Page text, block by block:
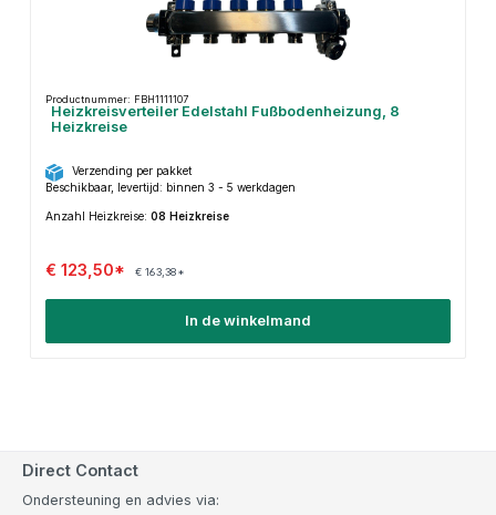
Productnummer: FBH1111107
Heizkreisverteiler Edelstahl Fußbodenheizung, 8
Heizkreise
Verzending per pakket
Beschikbaar, levertijd: binnen 3 - 5 werkdagen
Anzahl Heizkreise: 08 Heizkreise
€ 123,50* € 163,38*
In de winkelmand
Direct Contact
Ondersteuning en advies via: